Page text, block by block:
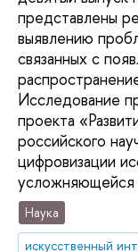
представлены
выявлению
связанных с
Исследование
проекта
российского
цифровизации
усложняющейся
Наука
искусственный